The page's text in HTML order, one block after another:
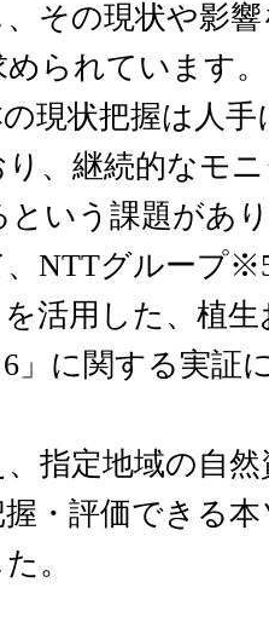
その現状や影
られています。
現状把握は人
、継続的なモ
いう課題があ
、NTTグループ
を活用した、植
」に関する実証
指定地域の自
・評価できる
。